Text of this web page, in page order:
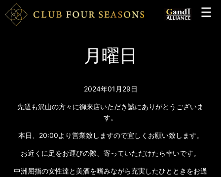
月曜日
2024年01月29日
先週も沢山の方々に御来店いただき誠にありがとうございま
す。
本日、20:00より営業致しますので宜しくお願い致します。
お近くに足をお運びの際、寄っていただけたら幸いです。
中洲屈指の女性達と美酒を嗜みながら充実したひとときをお過